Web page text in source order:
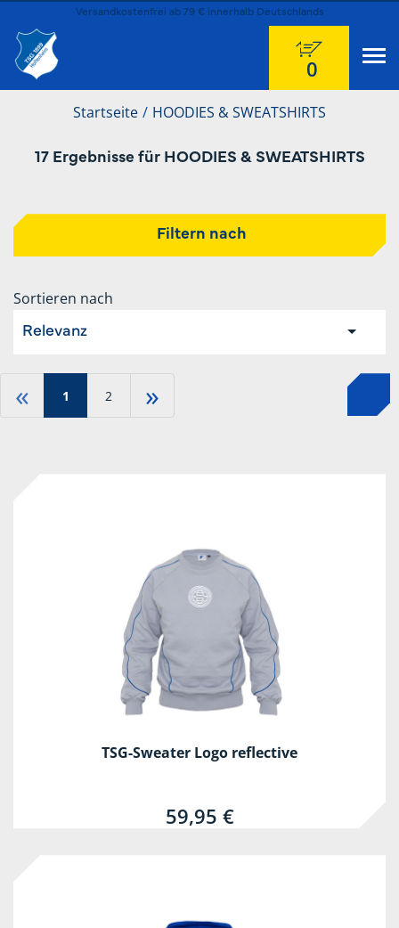
Versandkostenfrei ab 79 € innerhalb Deutschlands
0
Startseite HOODIES & SWEATSHIRTS
17 Ergebnisse für HOODIES & SWEATSHIRTS
Filtern nach
Sortieren nach
Relevanz
« 1 2 »
TSG-Sweater Logo reflective
59,95 €